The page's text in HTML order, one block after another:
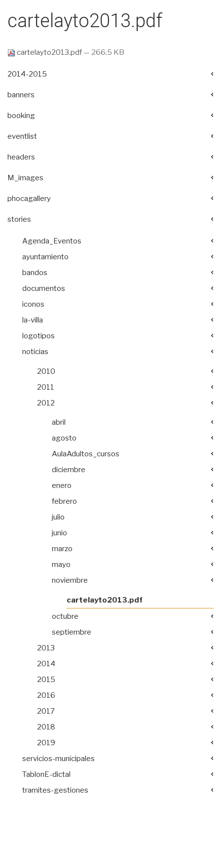
cartelayto2013.pdf
cartelayto2013.pdf— 266.5 KB
2014-2015
banners
booking
eventlist
headers
M_images
phocagallery
stories
Agenda_Eventos
ayuntamiento
bandos
documentos
iconos
la-villa
logotipos
noticias
2010
2011
2012
abril
agosto
AulaAdultos_cursos
diciembre
enero
febrero
julio
junio
marzo
mayo
noviembre
cartelayto2013.pdf
octubre
septiembre
2013
2014
2015
2016
2017
2018
2019
servicios-municipales
TablonE-dictal
tramites-gestiones